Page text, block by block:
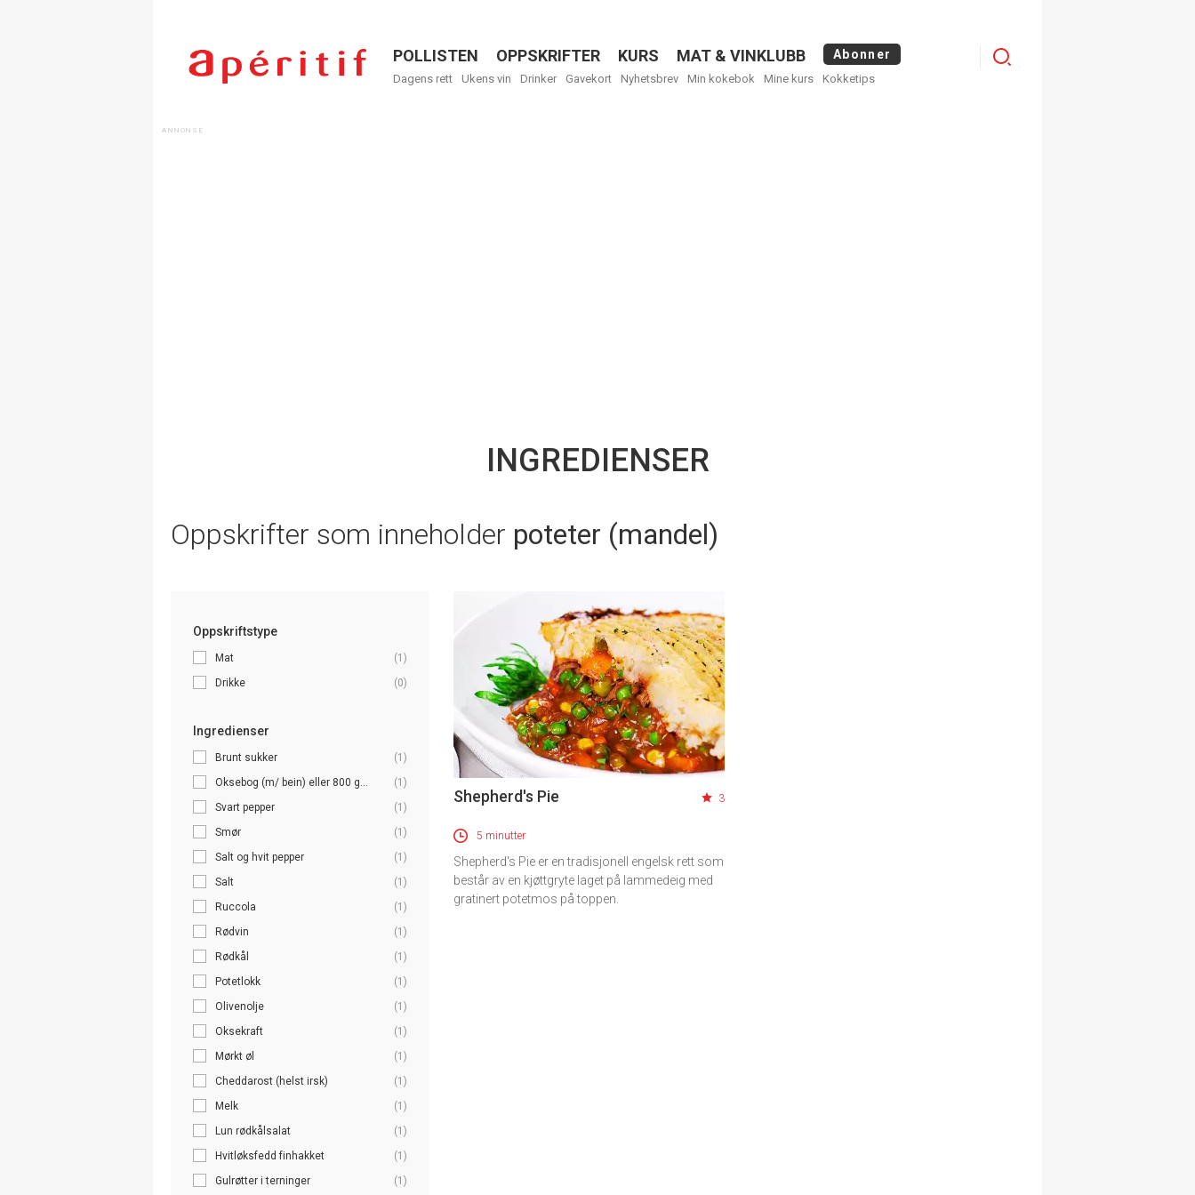
Menu
POLLISTEN OPPSKRIFTER KURS MAT & VINKLUBB Abonner
Dagens rett Ukens vin Drinker Gavekort Nyhetsbrev Min kokebok Mine kurs Kokketips
Logg
INGREDIENSER
Oppskrifter som inneholder poteter (mandel)
Oppskriftstype
Mat
(1)
Drikke
(0)
Ingredienser
Brunt sukker
(1)
Oksebog (m/ bein) eller 800 g...
(1)
Svart pepper
(1)
Smør
(1)
Salt og hvit pepper
(1)
Salt
(1)
Ruccola
(1)
Rødvin
(1)
Rødkål
(1)
Potetlokk
(1)
Olivenolje
(1)
Oksekraft
(1)
Mørkt øl
(1)
Cheddarost (helst irsk)
(1)
Melk
(1)
Lun rødkålsalat
(1)
Hvitløksfedd finhakket
(1)
Gulrøtter i terninger
(1)
Shepherd's Pie 3
5 minutter
Shepherd's Pie er en tradisjonell engelsk rett som
består av en kjøttgryte laget på lammedeig med
gratinert potetmos på toppen.